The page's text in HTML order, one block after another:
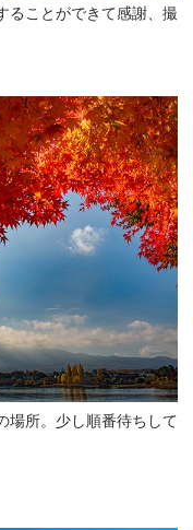
ことができて感謝、撮
所。少し順番待ちして